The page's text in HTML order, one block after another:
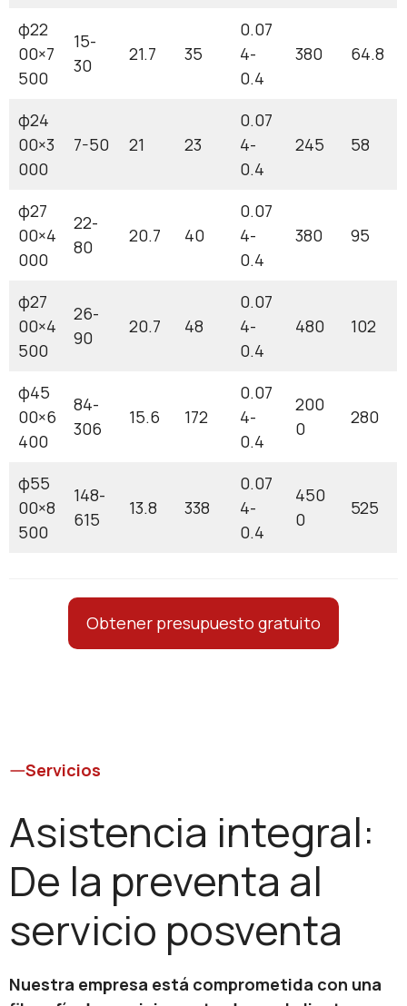
φ22
00×7
500
15-
30
21.7 35
0.07
4-
0.4
380 64.8
φ24
00×3
000
7-50 21 23
0.07
4-
0.4
245 58
φ27
00×4
000
22-
80
20.7 40
0.07
4-
0.4
380 95
φ27
00×4
500
26-
90
20.7 48
0.07
4-
0.4
480 102
φ45
00×6
400
84-
306
15.6 172
0.07
4-
0.4
200
0
280
φ55
00×8
500
148-
615
13.8 338
0.07
4-
0.4
450
0
525
Obtener presupuesto gratuito
Servicios
Asistencia integral:
De la preventa al
servicio posventa
Nuestra empresa está comprometida con una